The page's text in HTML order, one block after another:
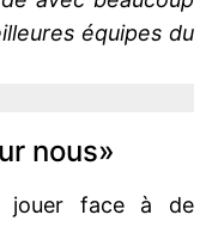
équipes du
nous»
jouer face à de